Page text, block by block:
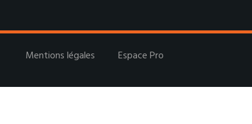
Mentions légales Espace Pro